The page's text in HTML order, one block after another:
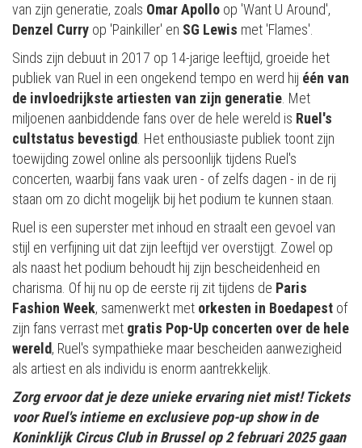
van zijn generatie, zoals Omar Apollo op 'Want U Around',
Denzel Curry op 'Painkiller' en SG Lewis met 'Flames'.
Sinds zijn debuut in 2017 op 14-jarige leeftijd, groeide het
publiek van Ruel in een ongekend tempo en werd hij één van
de invloedrijkste artiesten van zijn generatie. Met
miljoenen aanbiddende fans over de hele wereld is Ruel's
cultstatus bevestigd. Het enthousiaste publiek toont zijn
toewijding zowel online als persoonlijk tijdens Ruel's
concerten, waarbij fans vaak uren - of zelfs dagen - in de rij
staan om zo dicht mogelijk bij het podium te kunnen staan.
Ruel is een superster met inhoud en straalt een gevoel van
stijl en verfijning uit dat zijn leeftijd ver overstijgt. Zowel op
als naast het podium behoudt hij zijn bescheidenheid en
charisma. Of hij nu op de eerste rij zit tijdens de Paris
Fashion Week, samenwerkt met orkesten in Boedapest of
zijn fans verrast met gratis Pop-Up concerten over de hele
wereld, Ruel's sympathieke maar bescheiden aanwezigheid
als artiest en als individu is enorm aantrekkelijk.
Zorg ervoor dat je deze unieke ervaring niet mist! Tickets
voor Ruel's intieme en exclusieve pop-up show in de
Koninklijk Circus Club in Brussel op 2 februari 2025 gaan